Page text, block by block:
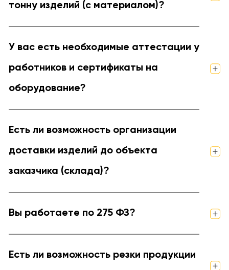
тонну изделий (с материалом)?
У вас есть необходимые аттестации у
работников и сертификаты на
оборудование?
Есть ли возможность организации
доставки изделий до объекта
заказчика (склада)?
Вы работаете по 275 ФЗ?
Есть ли возможность резки продукции